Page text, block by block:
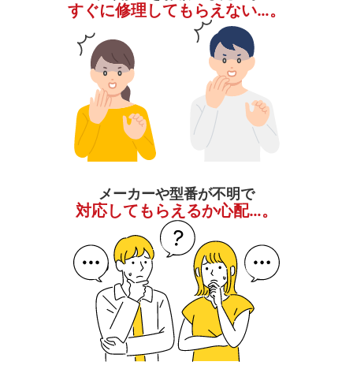
すぐに修理してもらえない…。
メーカーや型番が不明で
対応してもらえるか心配…。